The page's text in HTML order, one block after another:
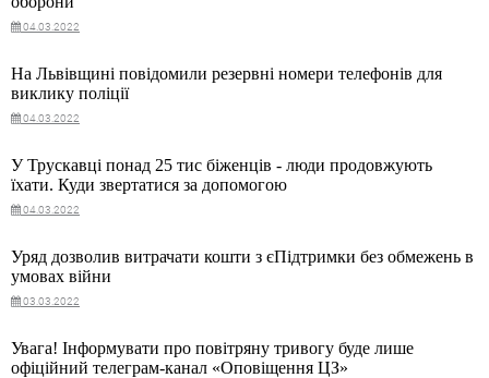
04.03.2022
На Львівщині повідомили резервні номери телефонів для
виклику поліції
04.03.2022
У Трускавці понад 25 тис біженців - люди продовжують
їхати. Куди звертатися за допомогою
04.03.2022
Уряд дозволив витрачати кошти з єПідтримки без обмежень в
умовах війни
03.03.2022
Увага! Інформувати про повітряну тривогу буде лише
офіційний телеграм-канал «Оповіщення ЦЗ»